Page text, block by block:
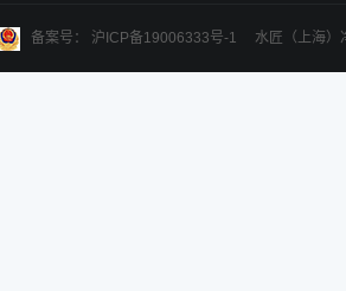
备案号： 沪ICP备19006333号-1 水匠（上海）